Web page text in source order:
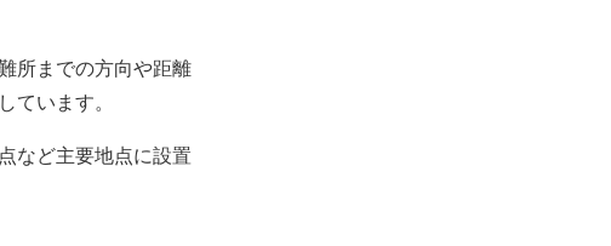
所までの方向や距離
ています。
など主要地点に設置